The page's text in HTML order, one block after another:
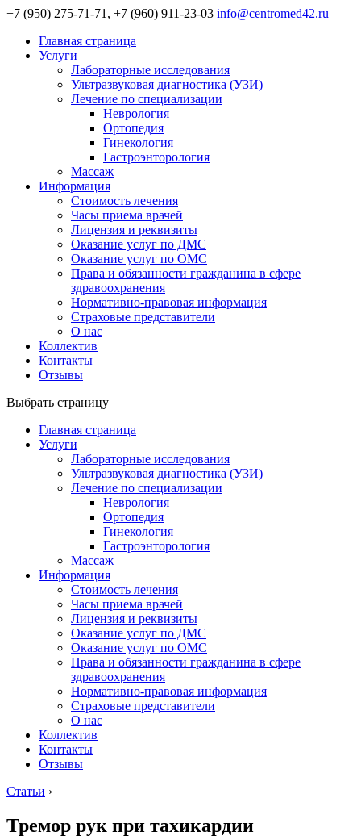
+7 (950) 275-71-71, +7 (960) 911-23-03 info@centromed42.ru
Главная страница
Услуги
Лабораторные исследования
Ультразвуковая диагностика (УЗИ)
Лечение по специализации
Неврология
Ортопедия
Гинекология
Гастроэнторология
Массаж
Информация
Стоимость лечения
Часы приема врачей
Лицензия и реквизиты
Оказание услуг по ДМС
Оказание услуг по ОМС
Права и обязанности гражданина в сфере
здравоохранения
Нормативно-правовая информация
Страховые представители
О нас
Коллектив
Контакты
Отзывы
Выбрать страницу
Главная страница
Услуги
Лабораторные исследования
Ультразвуковая диагностика (УЗИ)
Лечение по специализации
Неврология
Ортопедия
Гинекология
Гастроэнторология
Массаж
Информация
Стоимость лечения
Часы приема врачей
Лицензия и реквизиты
Оказание услуг по ДМС
Оказание услуг по ОМС
Права и обязанности гражданина в сфере
здравоохранения
Нормативно-правовая информация
Страховые представители
О нас
Коллектив
Контакты
Отзывы
Статьи ›
Тремор рук при тахикардии